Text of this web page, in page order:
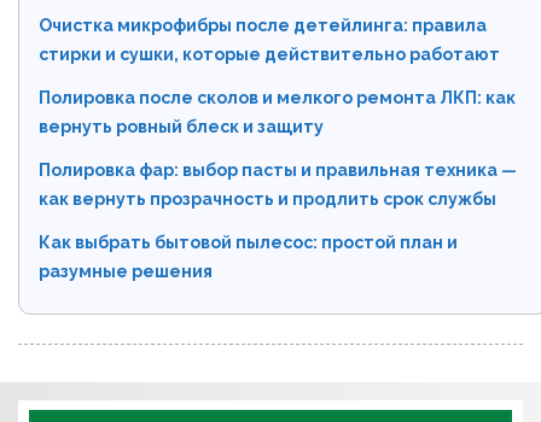
Очистка микрофибры после детейлинга: правила
стирки и сушки, которые действительно работают
Полировка после сколов и мелкого ремонта ЛКП: как
вернуть ровный блеск и защиту
Полировка фар: выбор пасты и правильная техника —
как вернуть прозрачность и продлить срок службы
Как выбрать бытовой пылесос: простой план и
разумные решения